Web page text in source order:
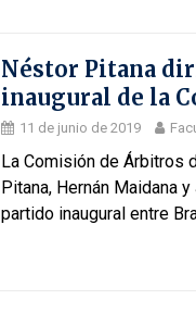
Néstor Pitana
inaugural de la
11 de junio de 2019
La Comisión de Árbitros
Pitana, Hernán Maidana
partido inaugural entre